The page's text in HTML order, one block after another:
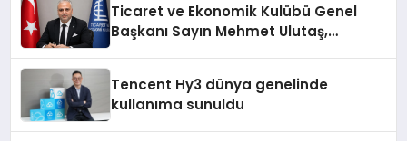
Ticaret ve Ekonomik Kulübü Genel
Başkanı Sayın Mehmet Ulutaş,
Tencent Hy3 dünya genelinde
kullanıma sunuldu